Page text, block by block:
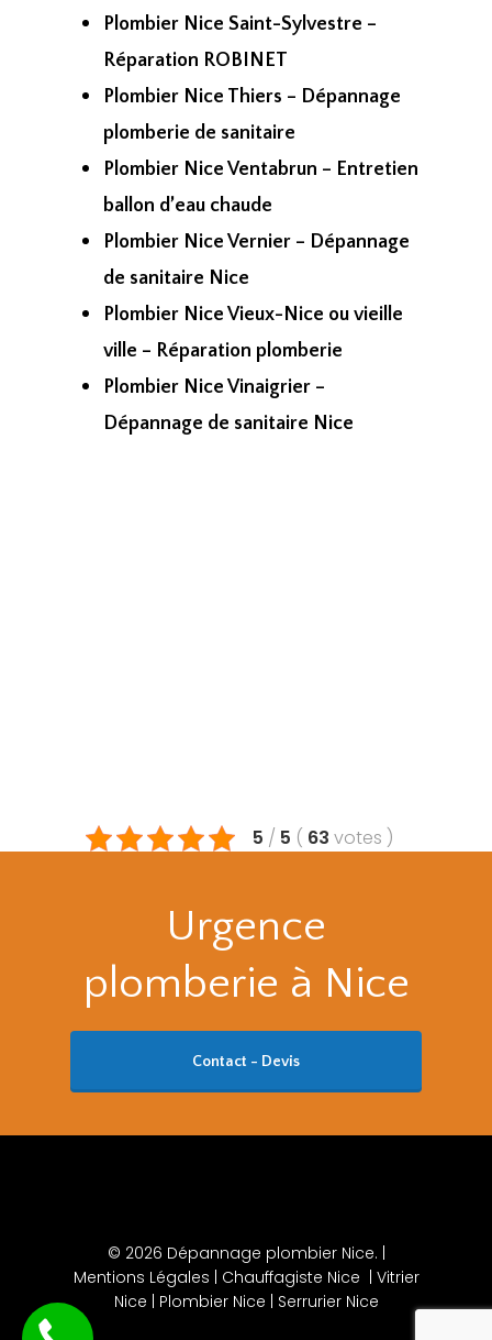
Plombier Nice Saint-Sylvestre –
Réparation ROBINET
Plombier Nice Thiers – Dépannage
plomberie de sanitaire
Plombier Nice Ventabrun – Entretien
ballon d’eau chaude
Plombier Nice Vernier – Dépannage
de sanitaire Nice
Plombier Nice Vieux-Nice ou vieille
ville – Réparation plomberie
Plombier Nice Vinaigrier –
Dépannage de sanitaire Nice
5 / 5 ( 63 votes )
Urgence
plomberie à Nice
Contact - Devis
© 2026 Dépannage plombier Nice. |
Mentions Légales
Chauffagiste Nice
Vitrier
Nice
Plombier Nice Serrurier Nice